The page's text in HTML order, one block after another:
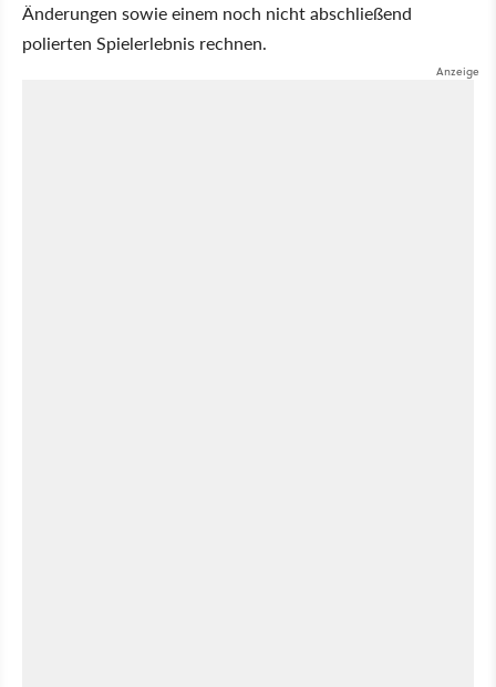
Änderungen sowie einem noch nicht abschließend
polierten Spielerlebnis rechnen.